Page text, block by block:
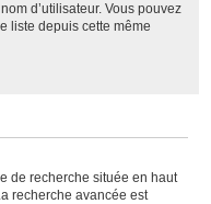
d’utilisateur. Vous pouvez
liste depuis cette même
de recherche située en haut
recherche avancée est